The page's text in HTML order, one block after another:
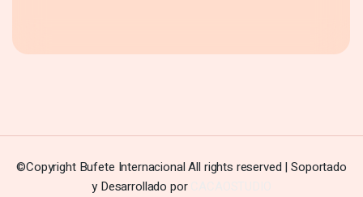
©Copyright Bufete Internacional All rights reserved | Soportado
y Desarrollado por